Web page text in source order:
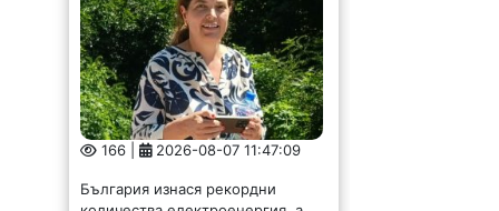
166 | 2026-08-07 11:47:09
България изнася рекордни